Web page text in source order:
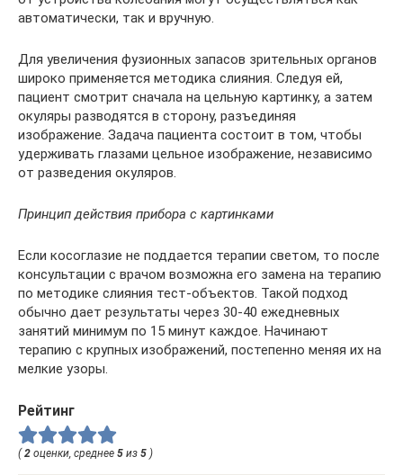
автоматически, так и вручную.
Для увеличения фузионных запасов зрительных органов
широко применяется методика слияния. Следуя ей,
пациент смотрит сначала на цельную картинку, а затем
окуляры разводятся в сторону, разъединяя
изображение. Задача пациента состоит в том, чтобы
удерживать глазами цельное изображение, независимо
от разведения окуляров.
Принцип действия прибора с картинками
Если косоглазие не поддается терапии светом, то после
консультации с врачом возможна его замена на терапию
по методике слияния тест-объектов. Такой подход
обычно дает результаты через 30-40 ежедневных
занятий минимум по 15 минут каждое. Начинают
терапию с крупных изображений, постепенно меняя их на
мелкие узоры.
Рейтинг
( 2 оценки, среднее 5 из 5 )